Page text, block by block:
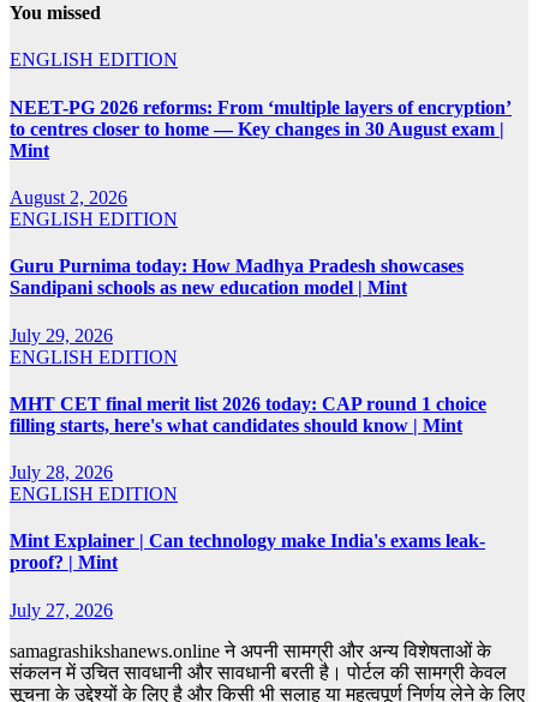
You missed
ENGLISH EDITION
NEET-PG 2026 reforms: From ‘multiple layers of encryption’
to centres closer to home — Key changes in 30 August exam |
Mint
August 2, 2026
ENGLISH EDITION
Guru Purnima today: How Madhya Pradesh showcases
Sandipani schools as new education model | Mint
July 29, 2026
ENGLISH EDITION
MHT CET final merit list 2026 today: CAP round 1 choice
filling starts, here's what candidates should know | Mint
July 28, 2026
ENGLISH EDITION
Mint Explainer | Can technology make India's exams leak-
proof? | Mint
July 27, 2026
samagrashikshanews.online ने अपनी सामग्री और अन्य विशेषताओं के
संकलन में उचित सावधानी और सावधानी बरती है। पोर्टल की सामग्री केवल
सूचना के उद्देश्यों के लिए है और किसी भी सलाह या महत्वपूर्ण निर्णय लेने के लिए